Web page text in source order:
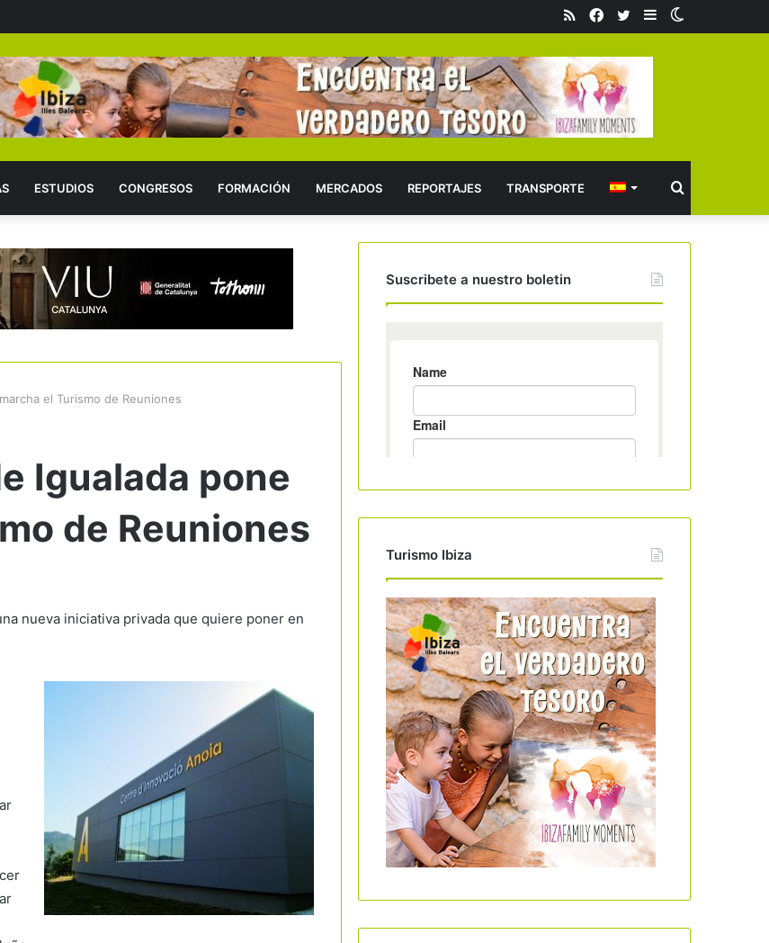
Barra
Twitter
Facebook
RSS
ESTUDIOS CONGRESOS FORMACIÓN MERCADOS REPORTAJES TRANSPORTE Buscar
el Turismo de Reuniones
Igualada pone
de Reuniones
nueva iniciativa privada que quiere poner en
Suscribete a nuestro boletin
Turismo Ibiza